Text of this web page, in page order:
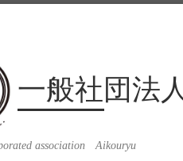
一般社団法
association Aikouryu